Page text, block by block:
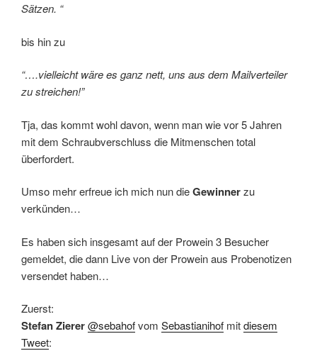
Sätzen. “
bis hin zu
“….vielleicht wäre es ganz nett, uns aus dem Mailverteiler
zu streichen!”
Tja, das kommt wohl davon, wenn man wie vor 5 Jahren
mit dem Schraubverschluss die Mitmenschen total
überfordert.
Umso mehr erfreue ich mich nun dieGewinnerzu
verkünden…
Es haben sich insgesamt auf der Prowein 3 Besucher
gemeldet, die dann Live von der Prowein aus Probenotizen
versendet haben…
Zuerst:
Stefan Zierer@sebahofvom Sebastianihof mitdiesem
Tweet: